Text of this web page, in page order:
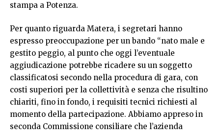
stampa a Potenza.
Per quanto riguarda Matera, i segretari hanno
espresso preoccupazione per un bando “nato male e
gestito peggio, al punto che oggi l’eventuale
aggiudicazione potrebbe ricadere su un soggetto
classificatosi secondo nella procedura di gara, con
costi superiori per la collettività e senza che risultino
chiariti, fino in fondo, i requisiti tecnici richiesti al
momento della partecipazione. Abbiamo appreso in
seconda Commissione consiliare che l’azienda